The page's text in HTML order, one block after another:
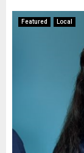
Featured Local